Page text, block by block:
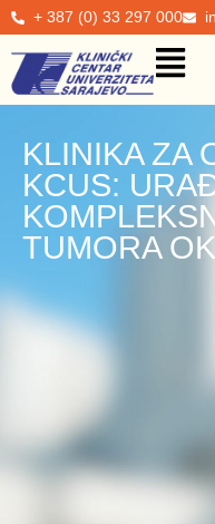
+ 387 (0) 33 297 000
KLINIKA ZA
KCUS:
TUMORA